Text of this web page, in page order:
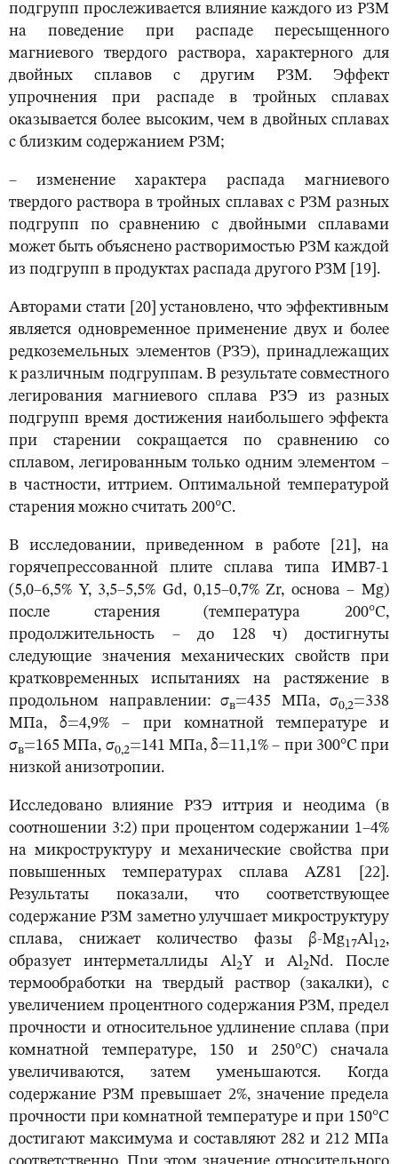
подгрупп прослеживается влияние каждого из РЗМ
на поведение при распаде пересыщенного
магниевого твердого раствора, характерного для
двойных сплавов с другим РЗМ. Эффект
упрочнения при распаде в тройных сплавах
оказывается более высоким, чем в двойных сплавах
с близким содержанием РЗМ;
– изменение характера распада магниевого
твердого раствора в тройных сплавах с РЗМ разных
подгрупп по сравнению с двойными сплавами
может быть объяснено растворимостью РЗМ каждой
из подгрупп в продуктах распада другого РЗМ [19].
Авторами стати [20] установлено, что эффективным
является одновременное применение двух и более
редкоземельных элементов (РЗЭ), принадлежащих
к различным подгруппам. В результате совместного
легирования магниевого сплава РЗЭ из разных
подгрупп время достижения наибольшего эффекта
при старении сокращается по сравнению со
сплавом, легированным только одним элементом –
в частности, иттрием. Оптимальной температурой
старения можно считать 200°С.
В исследовании, приведенном в работе [21], на
горячепрессованной плите сплава типа ИМВ7-1
(5,0–6,5% Y, 3,5–5,5% Gd, 0,15–0,7% Zr, основа – Mg)
после старения (температура 200°С,
продолжительность – до 128 ч) достигнуты
следующие значения механических свойств при
кратковременных испытаниях на растяжение в
продольном направлении: σв=435 МПа, σ0,2=338
МПа, δ=4,9% – при комнатной температуре и
σв=165 МПа, σ0,2=141 МПа, δ=11,1% – при 300°С при
низкой анизотропии.
Исследовано влияние РЗЭ иттрия и неодима (в
соотношении 3:2) при процентом содержании 1–4%
на микроструктуру и механические свойства при
повышенных температурах сплава AZ81 [22].
Результаты показали, что соответствующее
содержание РЗМ заметно улучшает микроструктуру
сплава, снижает количество фазы β-Mg17Al12,
образует интерметаллиды Al2Y и Al2Nd. После
термообработки на твердый раствор (закалки), с
увеличением процентного содержания РЗМ, предел
прочности и относительное удлинение сплава (при
комнатной температуре, 150 и 250°С) сначала
увеличиваются, затем уменьшаются. Когда
содержание РЗМ превышает 2%, значение предела
прочности при комнатной температуре и при 150°С
достигают максимума и составляют 282 и 212 МПа